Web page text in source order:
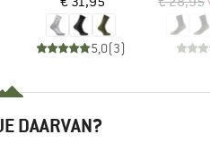
5,0(3)
DAARVAN?